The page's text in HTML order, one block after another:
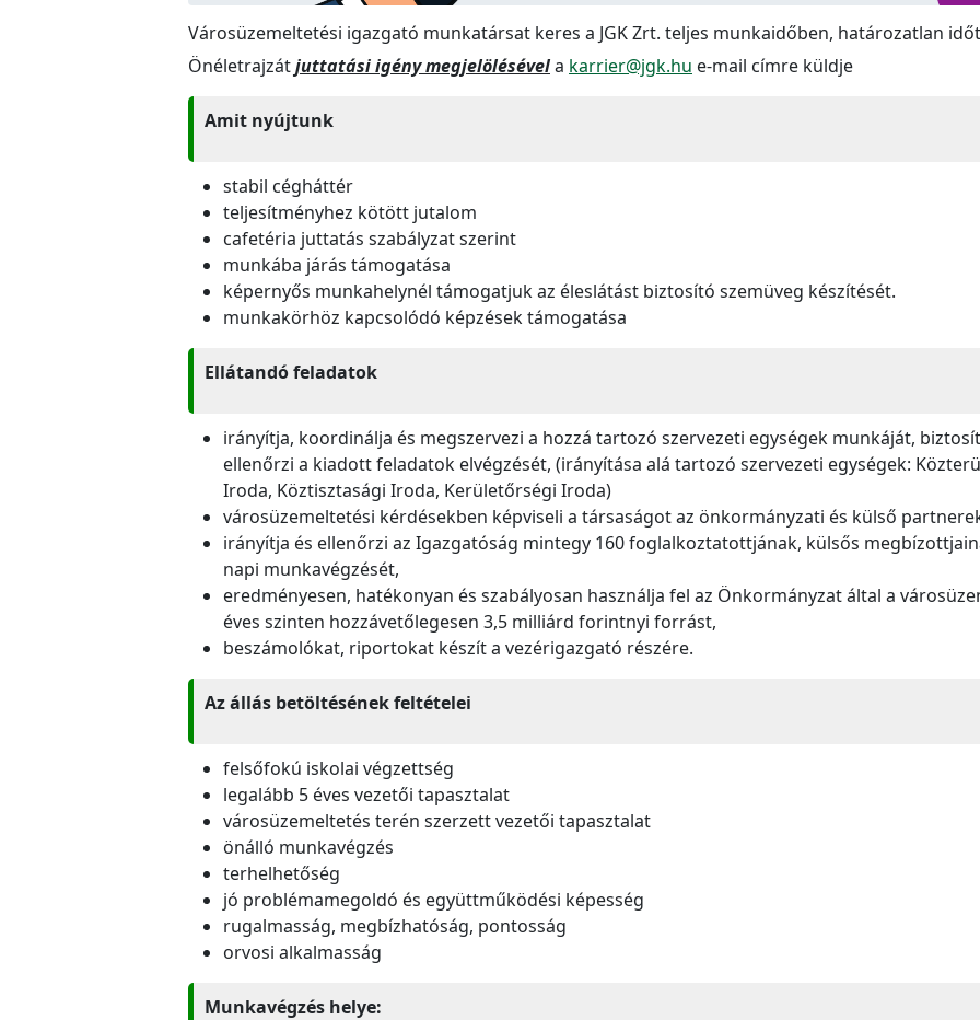
Városüzemeltetési igazgató munkatársat keres a JGK Zrt. teljes munkaidőben, határozatlan
Önéletrajzátjuttatási igény megjelölésévela karrier@jgk.hu e-mail címre küldje
Amit nyújtunk
stabil cégháttér
teljesítményhez kötött jutalom
cafetéria juttatás szabályzat szerint
munkába járás támogatása
képernyős munkahelynél támogatjuk az éleslátást biztosító szemüveg készítését.
munkakörhöz kapcsolódó képzések támogatása
Ellátandó feladatok
irányítja, koordinálja és megszervezi a hozzá tartozó szervezeti egységek munkáját,
ellenőrzi a kiadott feladatok elvégzését, (irányítása alá tartozó szervezeti egységek:
Iroda, Köztisztasági Iroda, Kerületőrségi Iroda)
városüzemeltetési kérdésekben képviseli a társaságot az önkormányzati és külső
irányítja és ellenőrzi az Igazgatóság mintegy 160 foglalkoztatottjának, külsős
napi munkavégzését,
eredményesen, hatékonyan és szabályosan használja fel az Önkormányzat által a
éves szinten hozzávetőlegesen 3,5 milliárd forintnyi forrást,
beszámolókat, riportokat készít a vezérigazgató részére.
Az állás betöltésének feltételei
felsőfokú iskolai végzettség
legalább 5 éves vezetői tapasztalat
városüzemeltetés terén szerzett vezetői tapasztalat
önálló munkavégzés
terhelhetőség
jó problémamegoldó és együttműködési képesség
rugalmasság, megbízhatóság, pontosság
orvosi alkalmasság
Munkavégzés helye: